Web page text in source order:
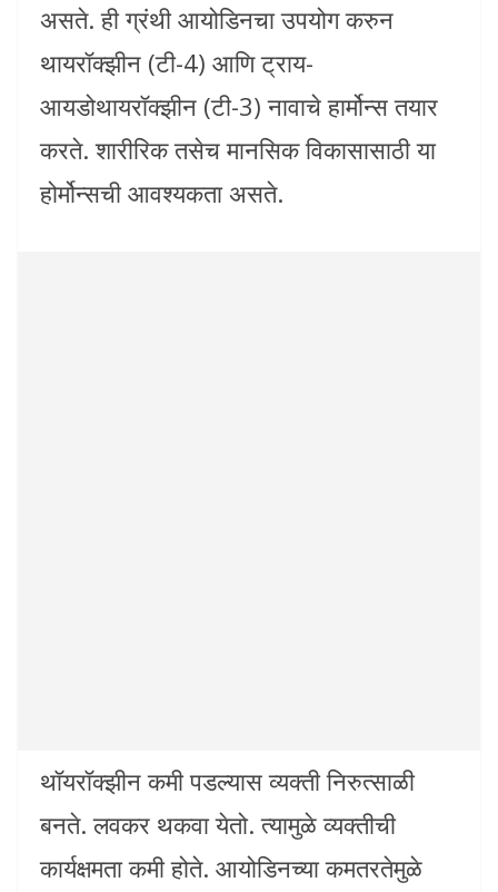
असते. ही ग्रंथी आयोडिनचा उपयोग करुन
थायरॉक्झीन (टी-4) आणि ट्राय-
आयडोथायरॉक्झीन (टी-3) नावाचे हार्मोन्स तयार
करते. शारीरिक तसेच मानसिक विकासासाठी या
होर्मोन्सची आवश्यकता असते.
थॉयरॉक्झीन कमी पडल्यास व्यक्ती निरुत्साळी
बनते. लवकर थकवा येतो. त्यामुळे व्यक्तीची
कार्यक्षमता कमी होते. आयोडिनच्या कमतरतेमुळे